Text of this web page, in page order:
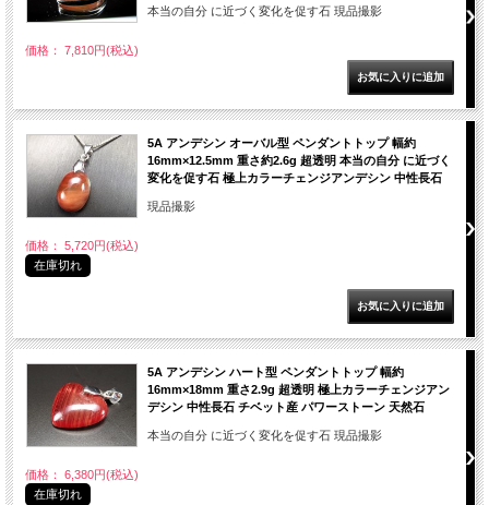
本当の自分 に近づく変化を促す石 現品撮影
価格： 7,810円(税込)
5A アンデシン オーバル型 ペンダントトップ 幅約
16mm×12.5mm 重さ約2.6g 超透明 本当の自分 に近づく
変化を促す石 極上カラーチェンジアンデシン 中性長石
現品撮影
価格： 5,720円(税込)
在庫切れ
5A アンデシン ハート型 ペンダントトップ 幅約
16mm×18mm 重さ2.9g 超透明 極上カラーチェンジアン
デシン 中性長石 チベット産 パワーストーン 天然石
本当の自分 に近づく変化を促す石 現品撮影
価格： 6,380円(税込)
在庫切れ